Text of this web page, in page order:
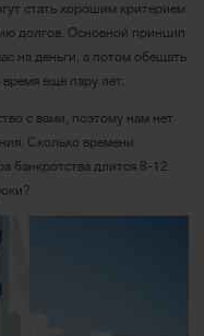
стать хорошим критерием
долгов. Основной принцип
на деньги, а потом обещать
еще пару лет.
с вами, поэтому нам нет
Сколько времени
банкротства длится 8-12